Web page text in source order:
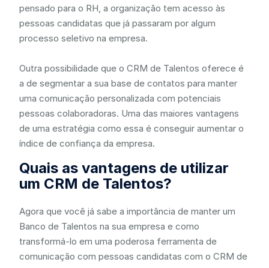
pensado para o RH, a organização tem acesso às
pessoas candidatas que já passaram por algum
processo seletivo na empresa.
Outra possibilidade que o CRM de Talentos oferece é
a de segmentar a sua base de contatos para manter
uma comunicação personalizada com potenciais
pessoas colaboradoras. Uma das maiores vantagens
de uma estratégia como essa é conseguir aumentar o
índice de confiança da empresa.
Quais as vantagens de utilizar
um CRM de Talentos?
Agora que você já sabe a importância de manter um
Banco de Talentos na sua empresa e como
transformá-lo em uma poderosa ferramenta de
comunicação com pessoas candidatas com o CRM de